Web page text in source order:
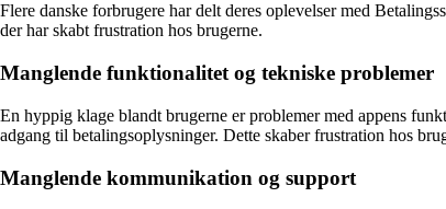
Flere danske forbrugere har delt deres oplevelser med
der har skabt frustration hos brugerne.
Manglende funktionalitet og tekniske problemer
En hyppig klage blandt brugerne er problemer med appens
adgang til betalingsoplysninger. Dette skaber frustration hos
Manglende kommunikation og support